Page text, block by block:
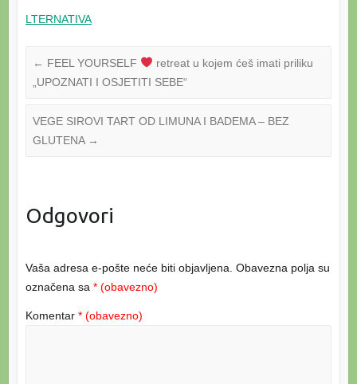
LTERNATIVA
← FEEL YOURSELF
retreat u kojem ćeš imati priliku
„UPOZNATI I OSJETITI SEBE“
VEGE SIROVI TART OD LIMUNA I BADEMA – BEZ
GLUTENA →
Odgovori
Vaša adresa e-pošte neće biti objavljena. Obavezna polja su
označena sa * (obavezno)
Komentar * (obavezno)